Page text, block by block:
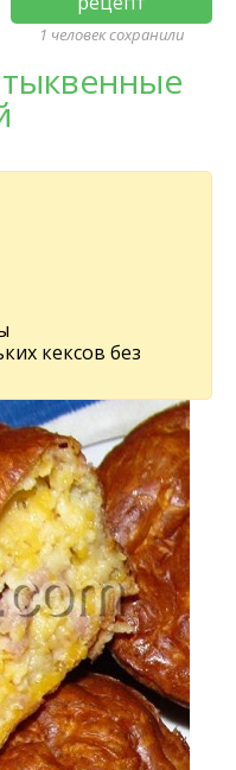
1 человек сохранили
кексов без